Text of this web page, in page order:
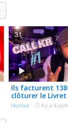
Ils facturent
clôturer le Livret
de 8 ans mort
CALL KR #1
Humour · il y a 4
31